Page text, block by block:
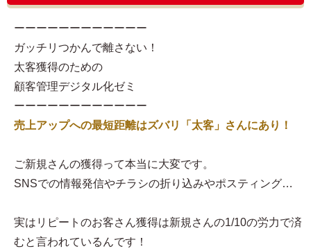
ーーーーーーーーーーーー
ガッチリつかんで離さない！
太客獲得のための
顧客管理デジタル化ゼミ
ーーーーーーーーーーーー
売上アップへの最短距離はズバリ「太客」さんにあり！
ご新規さんの獲得って本当に大変です。
SNSでの情報発信やチラシの折り込みやポスティング…
実はリピートのお客さん獲得は新規さんの1/10の労力で済
むと言われているんです！